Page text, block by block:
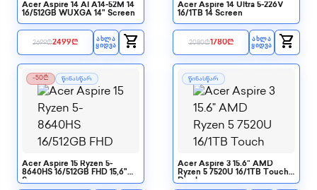
Acer Aspire 14 AI A14-52M 14
16/512GB WUXGA 14" Screen
2699₾2499₾
ᲐᲮᲚᲐ
ᲧᲘᲓᲕᲐ
shopping_cart
Acer Aspire 14 Ultra 5-226V
16/1TB 14 Screen
2080₾1780₾
ᲐᲮᲚᲐ
ᲧᲘᲓᲕᲐ
shopping_cart
-50₾ წინასწარ
Acer Aspire 15 Ryzen 5-
8640HS 16/512GB FHD 15,6"
Screen
წინასწარ
Acer Aspire 3 15.6" AMD
Ryzen 5 7520U 16/1TB Touch
Display